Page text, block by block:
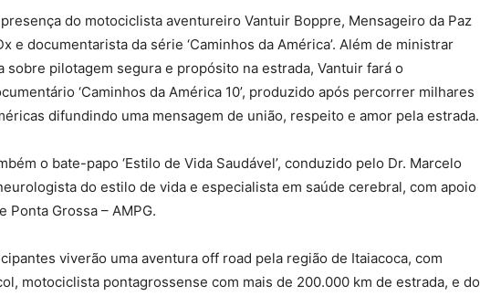
do motociclista aventureiro Vantuir Boppre, Mensageiro da Paz
e documentarista da série ‘Caminhos da América’. Além de ministrar
sobre pilotagem segura e propósito na estrada, Vantuir fará o
‘Caminhos da América 10’, produzido após percorrer milhares
difundindo uma mensagem de união, respeito e amor pela estrada.
o bate-papo ‘Estilo de Vida Saudável’, conduzido pelo Dr. Marcelo
do estilo de vida e especialista em saúde cerebral, com apoio
Ponta Grossa – AMPG.
viverão uma aventura off road pela região de Itaiacoca, com
motociclista pontagrossense com mais de 200.000 km de estrada, e do